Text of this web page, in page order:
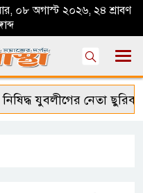
০৮ অগাস্ট ২০২৬, ২৪ শ্রাবণ
যুবলীগের নেতা